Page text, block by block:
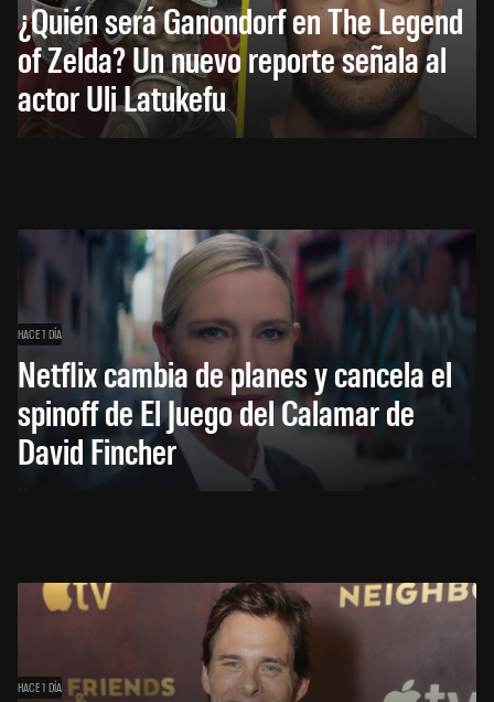
¿Quién será Ganondorf en The Legend
of Zelda? Un nuevo reporte señala al
actor Uli Latukefu
HACE 1 DÍA
Netflix cambia de planes y cancela el
spinoff de El Juego del Calamar de
David Fincher
HACE 1 DÍA